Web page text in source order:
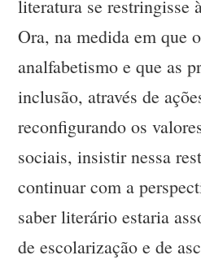
literatura se restringisse
Ora, na medida em que
analfabetismo e que as
inclusão, através de
reconfigurando os
sociais, insistir nessa
continuar com a
saber literário estaria
de escolarização e de